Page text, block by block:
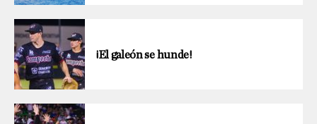
¡El galeón se hunde!